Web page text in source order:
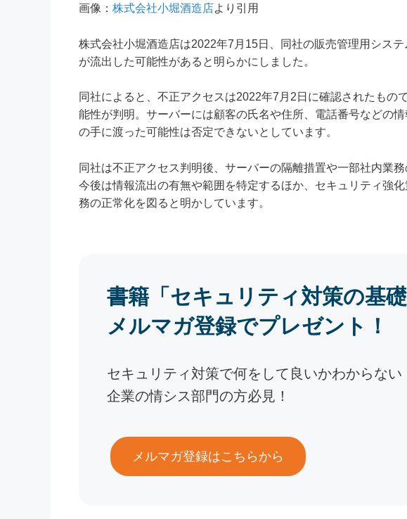
画像： 株式会社小堀酒造店より引用
株式会社小堀酒造店は2022年7月15日、同社の販売管理用シス
が流出した可能性があると明らかにしました。
同社によると、不正アクセスは2022年7月2日に確認されたもの
能性が判明。サーバーには顧客の氏名や住所、電話番号などの
の手に渡った可能性は否定できないとしています。
同社は不正アクセス判明後、サーバーの隔離措置や一部社内業
今後は情報流出の有無や範囲を特定するほか、セキュリティ強
務の正常化を図ると明かしています。
書籍「セキュリティ対策の基礎
メルマガ登録でプレゼント！
セキュリティ対策で何をして良いかわからない
企業の情シス部門の方必見！
メルマガ登録はこちらから